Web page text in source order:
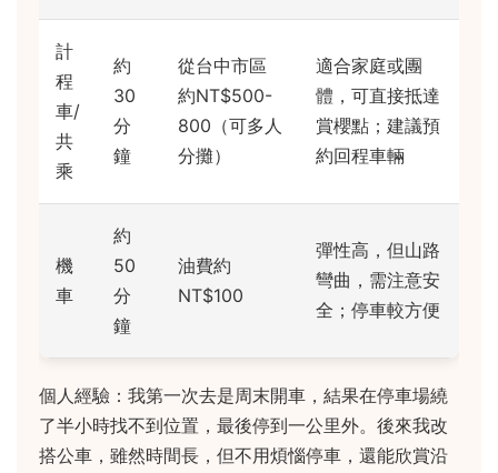
計
程
車/
共
乘
約
30
分
鐘
從台中市區
約NT$500-
800（可多人
分攤）
適合家庭或團
體，可直接抵達
賞櫻點；建議預
約回程車輛
機
車
約
50
分
鐘
油費約
NT$100
彈性高，但山路
彎曲，需注意安
全；停車較方便
個人經驗：我第一次去是周末開車，結果在停車場繞
了半小時找不到位置，最後停到一公里外。後來我改
搭公車，雖然時間長，但不用煩惱停車，還能欣賞沿